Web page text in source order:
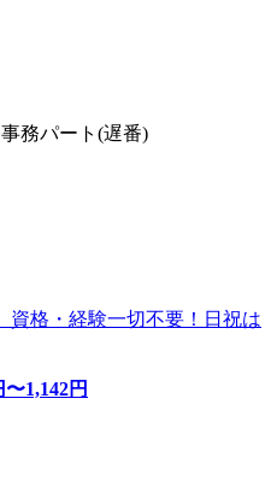
務パート(遅番)
資格・経験一切不要！日祝は
〜1,142円